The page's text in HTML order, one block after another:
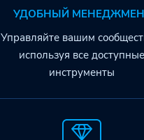
УДОБНЫЙ
Управляйте вашим
используя все доступные
инструменты